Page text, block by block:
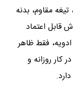
مقاوم، بدنه
اعتماد
فقط ظاهر
روزانه و